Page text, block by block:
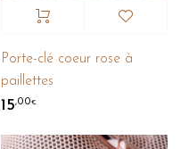
Porte-clé coeur rose à
paillettes
15,00€